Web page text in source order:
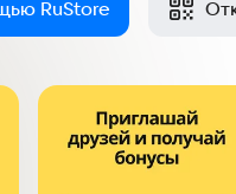
RuStore